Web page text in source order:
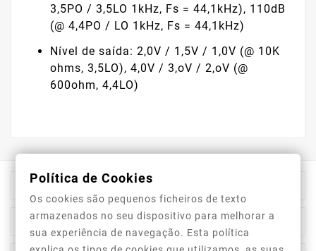
3,5PO / 3,5LO 1kHz, Fs = 44,1kHz), 110dB
(@ 4,4PO / LO 1kHz, Fs = 44,1kHz)
Nível de saída: 2,0V / 1,5V / 1,0V (@ 10K
ohms, 3,5LO), 4,0V / 3,oV / 2,oV (@
600ohm, 4,4LO)
Informação Da Loja
Top Categorias
Política de Cookies
Os cookies são pequenos ficheiros de texto
armazenados no seu dispositivo para melhorar a
sua experiência de navegação. Esta política